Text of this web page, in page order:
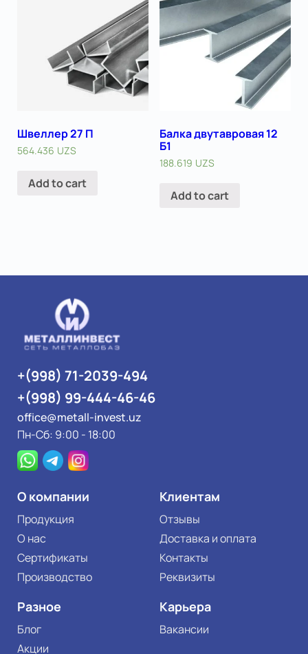
Швеллер 27 П
564.436 UZS
Add to cart
Балка двутавровая 12
Б1
188.619 UZS
Add to cart
О компании
Продукция
О нас
Сертификаты
Производство
Клиентам
Отзывы
Доставка и оплата
Контакты
Реквизиты
Разное
Блог
Акции
Карьера
Вакансии
+(998) 71-2039-494
+(998) 99-444-46-46
office@metall-invest.uz
Пн-Сб: 9:00 - 18:00